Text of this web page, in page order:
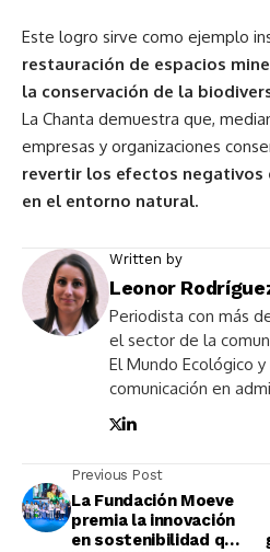
Este logro sirve como ejemplo
restauración de espacios
la conservación de la
La Chanta demuestra que,
empresas y organizaciones
revertir los efectos negativos
en el entorno natural.
Written by
Leonor
Periodista con más
el sector de la
El Mundo Ecológico
comunicación en
Previous Post
La Fundación Moeve
premia la innovación
en sostenibilidad que